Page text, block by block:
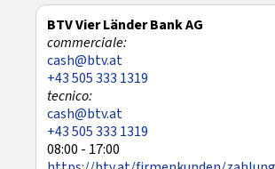
BTV Vier Länder Bank AG
cash@btv.at
+43 505 333 1319
cash@btv.at
+43 505 333 1319
08:00 - 17:00